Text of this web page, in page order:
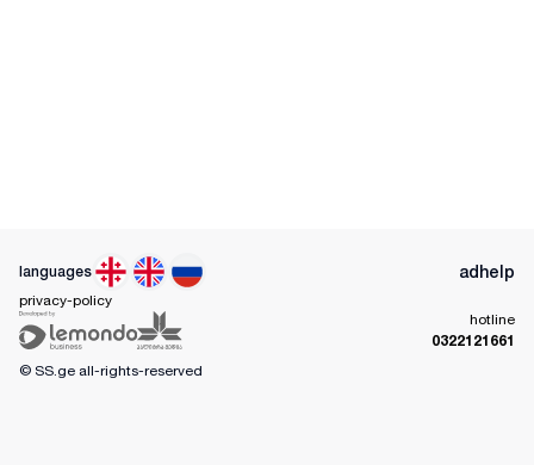
languages adhelp
privacy-policy
hotline
0322121661
© SS.ge all-rights-reserved